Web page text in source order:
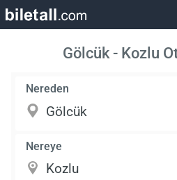
Gölcük - Kozlu
Nereden
Nereye